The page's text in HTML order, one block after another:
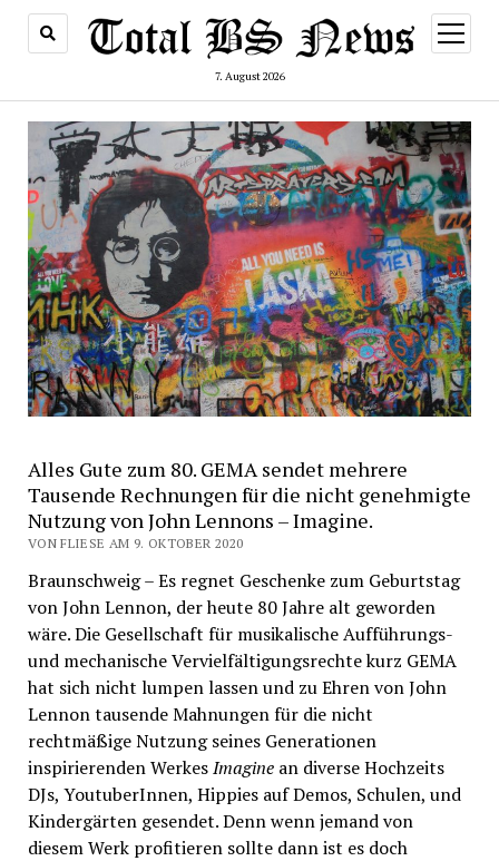
7. August 2026
Menü
öffnen
Alles Gute zum 80. GEMA sendet mehrere
Tausende Rechnungen für die nicht genehmigte
Nutzung von John Lennons – Imagine.
VON FLIESE AM 9. OKTOBER 2020
Braunschweig – Es regnet Geschenke zum Geburtstag
von John Lennon, der heute 80 Jahre alt geworden
wäre. Die Gesellschaft für musikalische Aufführungs-
und mechanische Vervielfältigungsrechte kurz GEMA
hat sich nicht lumpen lassen und zu Ehren von John
Lennon tausende Mahnungen für die nicht
rechtmäßige Nutzung seines Generationen
inspirierenden WerkesImaginean diverse Hochzeits
DJs, YoutuberInnen, Hippies auf Demos, Schulen, und
Kindergärten gesendet. Denn wenn jemand von
diesem Werk profitieren sollte dann ist es doch